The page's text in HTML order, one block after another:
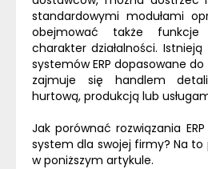
standardowymi modułami
obejmować także funkcje
charakter działalności.
systemówERP dopasowane
zajmuje się handlem
hurtową, produkcją lub
Jak porównać rozwiązania ERP
system dla swojej firmy? Na
w poniższym artykule.